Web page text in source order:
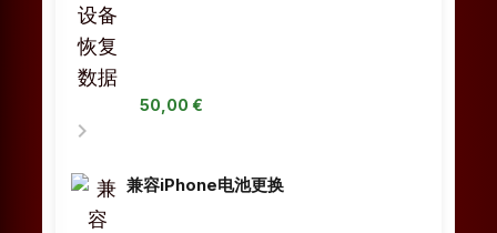
50,00 €
chevron_right
兼容iPhone电池更换